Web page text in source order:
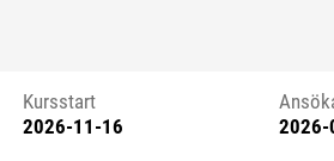
Kursstart 6125435
Kursstart
2026-11-16
2026-